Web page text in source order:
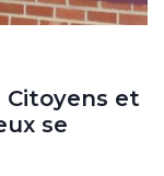
Citoyens et
se